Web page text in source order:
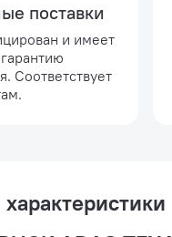
поставки
и имеет
Соответствует